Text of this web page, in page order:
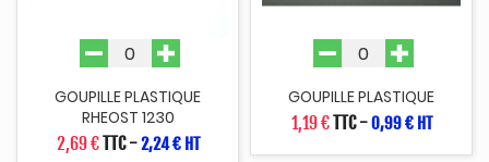
GOUPILLE PLASTIQUE
RHEOST 1230
2,69 €TTC-2,24 € HT
GOUPILLE PLASTIQUE
1,19 €TTC-0,99 € HT